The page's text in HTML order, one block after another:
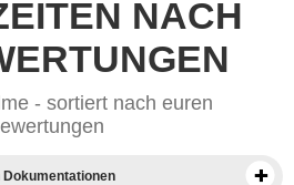
NACH
- sortiert nach euren
Dokumentationen